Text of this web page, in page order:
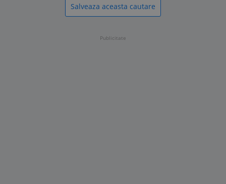
Salveaza aceasta cautare
Publicitate